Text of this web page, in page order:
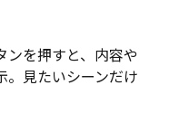
ンを押すと、内容や
。見たいシーンだけ